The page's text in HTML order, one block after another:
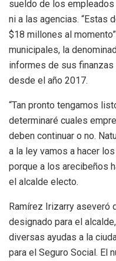
sueldo de los
ni a las agencias. “Estas
$18 millones al
municipales, la
informes de sus
desde el año 2017.
“Tan pronto tengamos
determinaré cuales
deben continuar o no.
a la ley vamos a hacer
porque a los arecibeños
el alcalde electo.
Ramírez Irizarry aseveró
designado para el
diversas ayudas a la
para el Seguro Social. El